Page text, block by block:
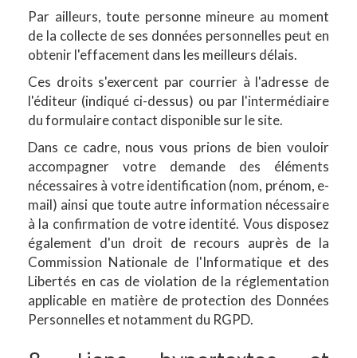
Par ailleurs, toute personne mineure au moment
de la collecte de ses données personnelles peut en
obtenir l'effacement dans les meilleurs délais.
Ces droits s'exercent par courrier à l'adresse de
l'éditeur (indiqué ci-dessus) ou par l'intermédiaire
du formulaire contact disponible sur le site.
Dans ce cadre, nous vous prions de bien vouloir
accompagner votre demande des éléments
nécessaires à votre identification (nom, prénom, e-
mail) ainsi que toute autre information nécessaire
à la confirmation de votre identité. Vous disposez
également d'un droit de recours auprès de la
Commission Nationale de l'Informatique et des
Libertés en cas de violation de la réglementation
applicable en matière de protection des Données
Personnelles et notamment du RGPD.